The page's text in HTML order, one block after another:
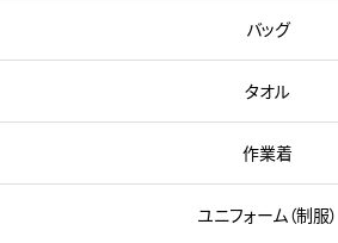
バッグ
タオル
作業着
ユニフォーム（制服）